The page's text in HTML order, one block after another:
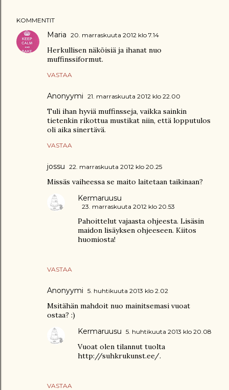
KOMMENTIT
Maria 20. marraskuuta 2012 klo 7.14
Herkullisen näköisiä ja ihanat nuo
muffinssiformut.
VASTAA
Anonyymi 21. marraskuuta 2012 klo 22.00
Tuli ihan hyviä muffinsseja, vaikka sainkin
tietenkin rikottua mustikat niin, että lopputulos
oli aika sinertävä.
VASTAA
jossu 22. marraskuuta 2012 klo 20.25
Missäs vaiheessa se maito laitetaan taikinaan?
VASTAA
Kermaruusu
23. marraskuuta 2012 klo 20.53
Pahoittelut vajaasta ohjeesta. Lisäsin
maidon lisäyksen ohjeeseen. Kiitos
huomiosta!
Anonyymi 5. huhtikuuta 2013 klo 2.02
Msitähän mahdoit nuo mainitsemasi vuoat
ostaa? :)
VASTAA
Kermaruusu 5. huhtikuuta 2013 klo 20.08
Vuoat olen tilannut tuolta
http://suhkrukunst.ee/.